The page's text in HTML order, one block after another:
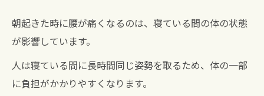
朝起きた時に腰が痛くなるのは、寝ている間の体の状態
が影響しています。
人は寝ている間に長時間同じ姿勢を取るため、体の一部
に負担がかかりやすくなります。